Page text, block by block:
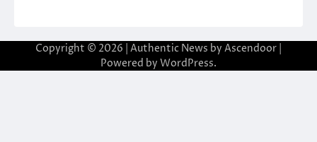
Copyright © 2026 | Authentic News by Ascendoor
Powered by WordPress.